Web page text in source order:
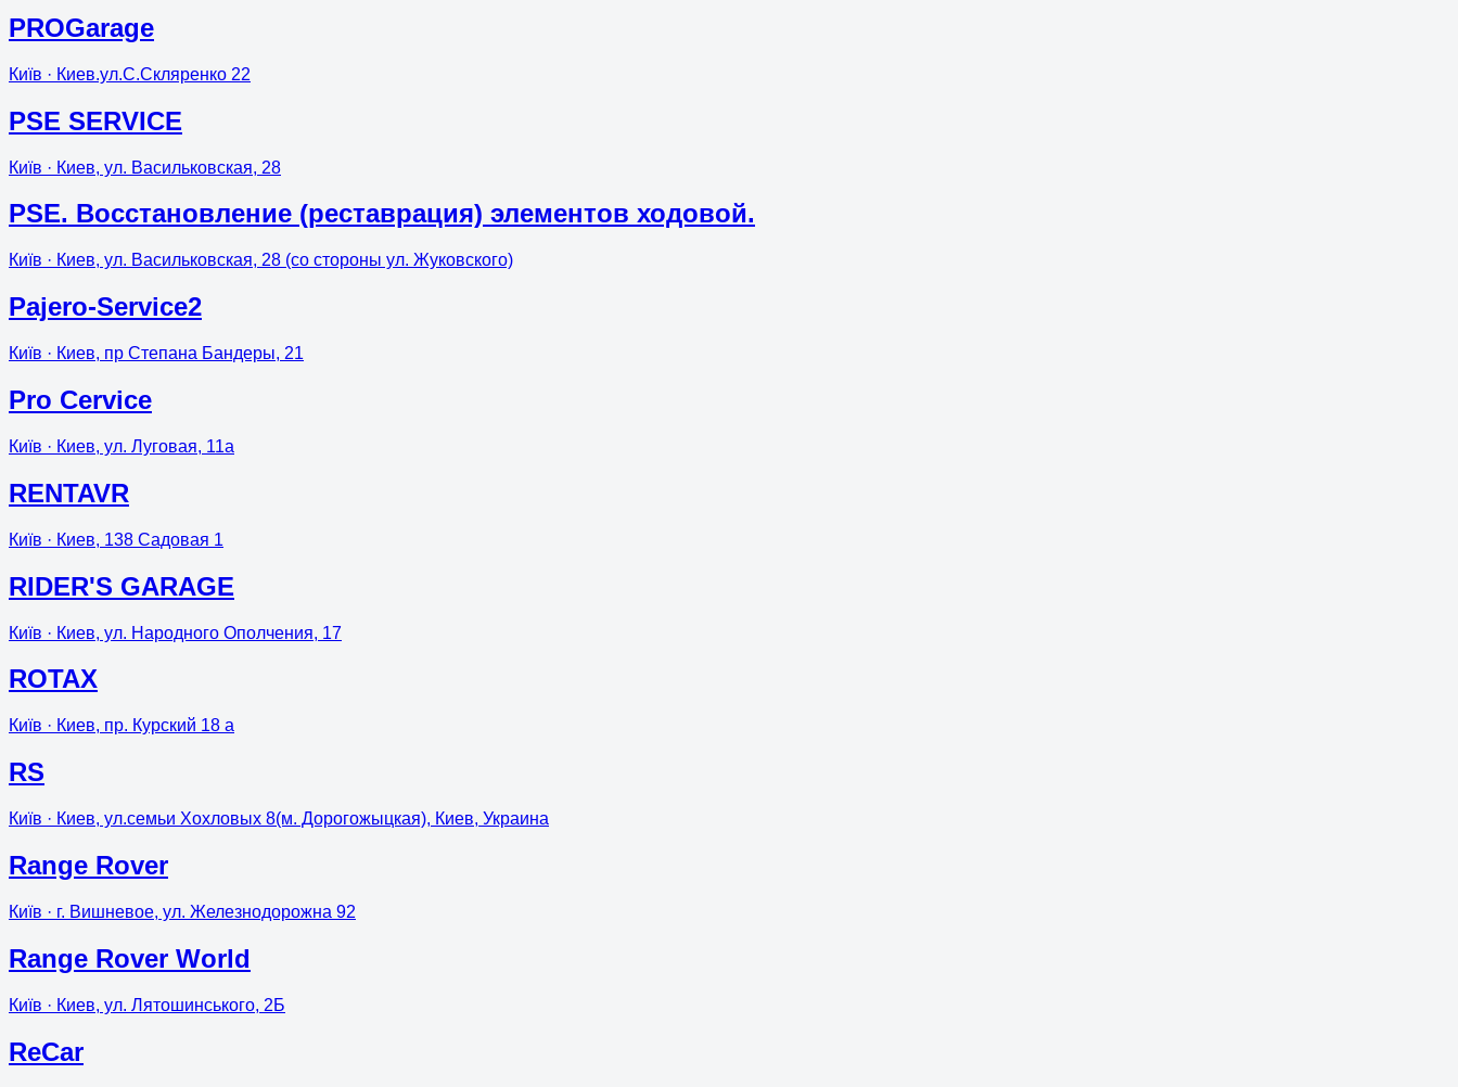
PROGarage
Київ · Киев.ул.С.Скляренко 22
PSE SERVICE
Київ · Киев, ул. Васильковская, 28
PSE. Восстановление (реставрация) элементов ходовой.
Київ · Киев, ул. Васильковская, 28 (со стороны ул. Жуковского)
Pajero-Service2
Київ · Киев, пр Степана Бандеры, 21
Pro Cervice
Київ · Киев, ул. Луговая, 11а
RENTAVR
Київ · Киев, 138 Садовая 1
RIDER'S GARAGE
Київ · Киев, ул. Народного Ополчения, 17
ROTAX
Київ · Киев, пр. Курский 18 а
RS
Київ · Киев, ул.семьи Хохловых 8(м. Дорогожыцкая), Киев, Украина
Range Rover
Київ · г. Вишневое, ул. Железнодорожна 92
Range Rover World
Київ · Киев, ул. Лятошинського, 2Б
ReCar